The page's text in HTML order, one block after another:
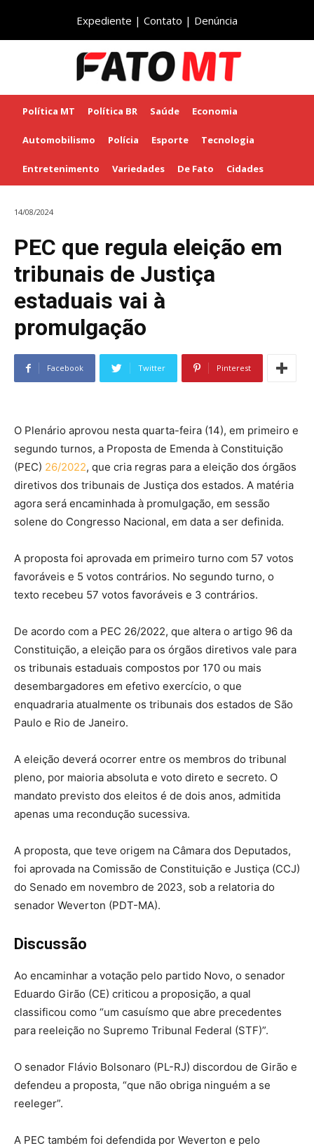
Expediente | Contato | Denúncia
Política MT Política BR Saúde Economia
Automobilismo Polícia Esporte Tecnologia
Entretenimento Variedades De Fato Cidades
14/08/2024
PEC que regula eleição em
tribunais de Justiça
estaduais vai à
promulgação
Facebook Twitter Pinterest
O Plenário aprovou nesta quarta-feira (14), em primeiro e
segundo turnos, a Proposta de Emenda à Constituição
(PEC) 26/2022, que cria regras para a eleição dos órgãos
diretivos dos tribunais de Justiça dos estados. A matéria
agora será encaminhada à promulgação, em sessão
solene do Congresso Nacional, em data a ser definida.
A proposta foi aprovada em primeiro turno com 57 votos
favoráveis e 5 votos contrários. No segundo turno, o
texto recebeu 57 votos favoráveis e 3 contrários.
De acordo com a PEC 26/2022, que altera o artigo 96 da
Constituição, a eleição para os órgãos diretivos vale para
os tribunais estaduais compostos por 170 ou mais
desembargadores em efetivo exercício, o que
enquadraria atualmente os tribunais dos estados de São
Paulo e Rio de Janeiro.
A eleição deverá ocorrer entre os membros do tribunal
pleno, por maioria absoluta e voto direto e secreto. O
mandato previsto dos eleitos é de dois anos, admitida
apenas uma recondução sucessiva.
A proposta, que teve origem na Câmara dos Deputados,
foi aprovada na Comissão de Constituição e Justiça (CCJ)
do Senado em novembro de 2023, sob a relatoria do
senador Weverton (PDT-MA).
Discussão
Ao encaminhar a votação pelo partido Novo, o senador
Eduardo Girão (CE) criticou a proposição, a qual
classificou como “um casuísmo que abre precedentes
para reeleição no Supremo Tribunal Federal (STF)”.
O senador Flávio Bolsonaro (PL-RJ) discordou de Girão e
defendeu a proposta, “que não obriga ninguém a se
reeleger”.
A PEC também foi defendida por Weverton e pelo